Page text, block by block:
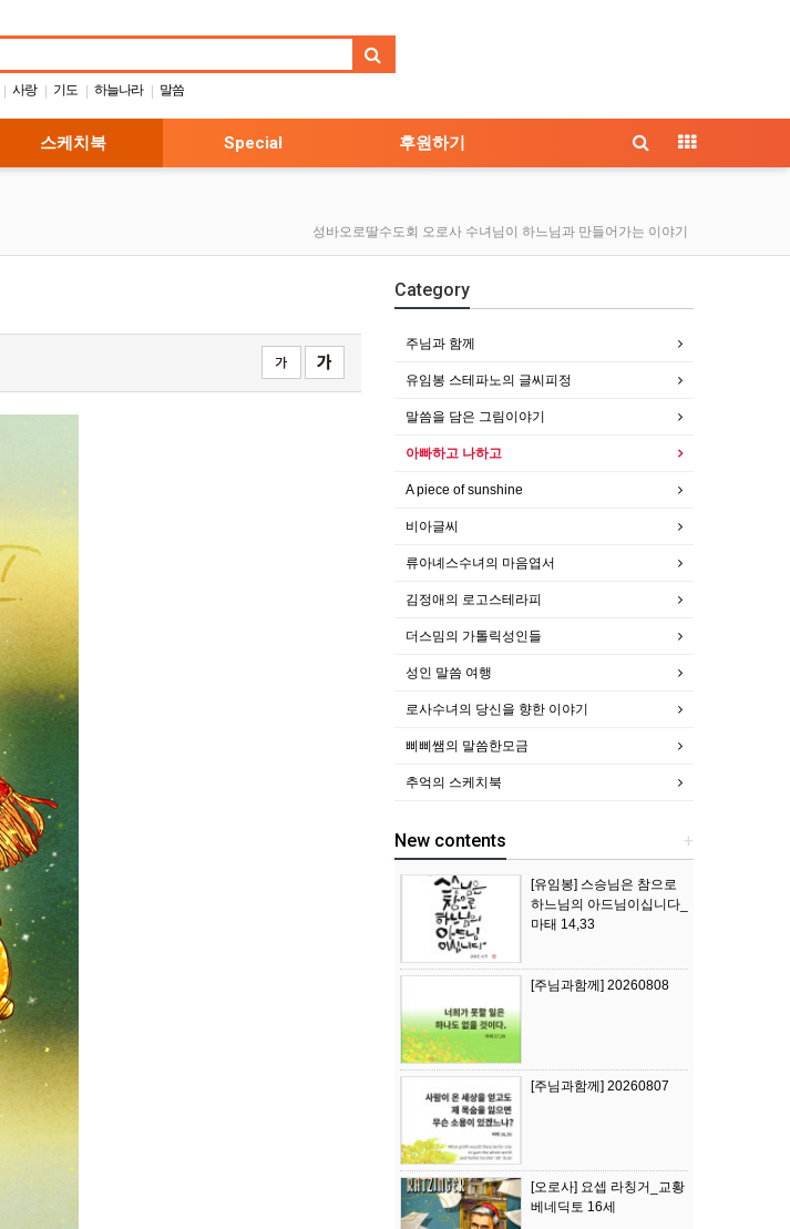
| 사랑 | 기도 | 하늘나라 | 말씀
스케치북 Special 후원하기
성바오로딸수도회 오로사 수녀님이 하느님과 만들어가는 이야기
Category
주님과 함께
유임봉 스테파노의 글씨피정
말씀을 담은 그림이야기
아빠하고 나하고
A piece of sunshine
비아글씨
류아녜스수녀의 마음엽서
김정애의 로고스테라피
더스밈의 가톨릭성인들
성인 말씀 여행
로사수녀의 당신을 향한 이야기
삐삐쌤의 말씀한모금
추억의 스케치북
+
New contents
[유임봉] 스승님은 참으로
하느님의 아드님이십니다_
마태 14,33
[주님과함께] 20260808
[주님과함께] 20260807
[오로사] 요셉 라칭거_교황
베네딕토 16세